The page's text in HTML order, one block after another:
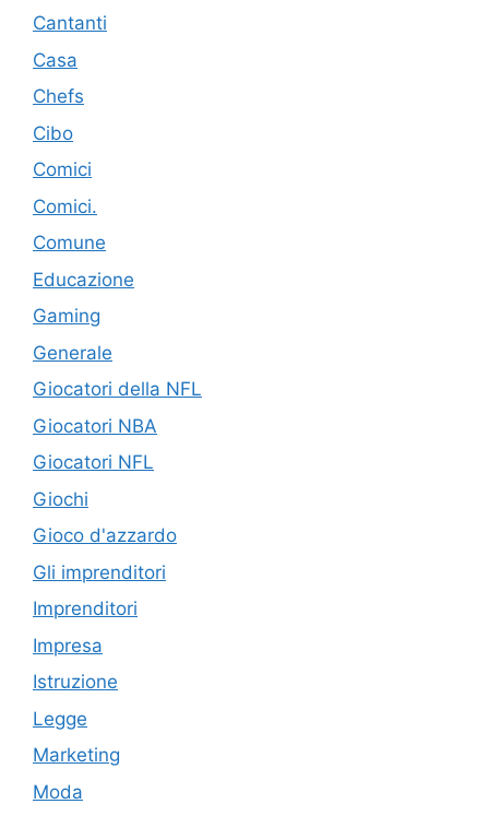
Cantanti
Casa
Chefs
Cibo
Comici
Comici.
Comune
Educazione
Gaming
Generale
Giocatori della NFL
Giocatori NBA
Giocatori NFL
Giochi
Gioco d'azzardo
Gli imprenditori
Imprenditori
Impresa
Istruzione
Legge
Marketing
Moda